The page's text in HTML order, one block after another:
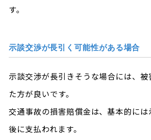
す。
示談交渉が長引く可能性がある場合
示談交渉が長引きそうな場合には、被
た方が良いです。
交通事故の損害賠償金は、基本的に
後に支払われます。